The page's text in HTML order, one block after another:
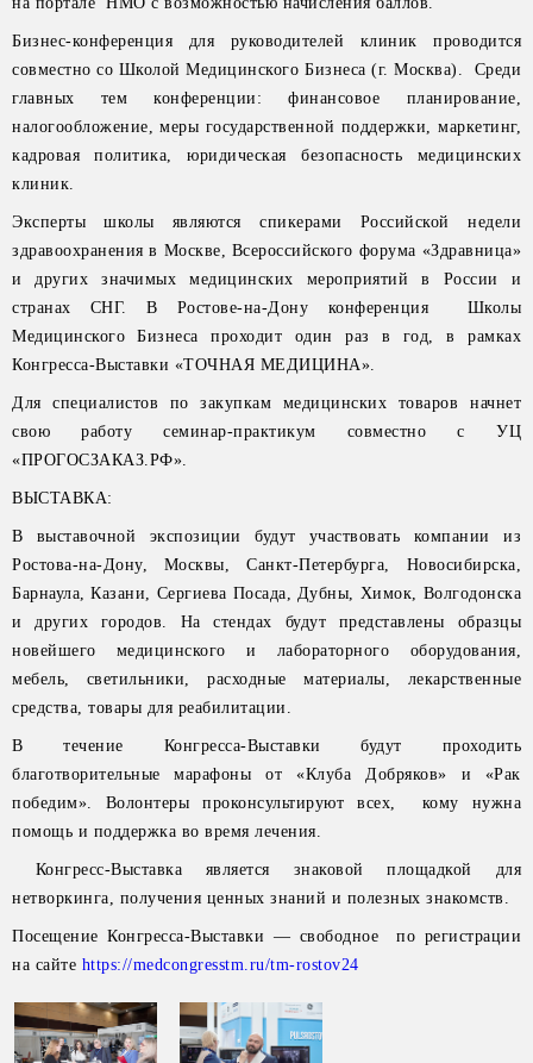
Бизнес-конференция для руководителей клиник проводится
совместно со Школой Медицинского Бизнеса (г. Москва). Среди
главных тем конференции: финансовое планирование,
налогообложение, меры государственной поддержки, маркетинг,
кадровая политика, юридическая безопасность медицинских
клиник.
Эксперты школы являются спикерами Российской недели
здравоохранения в Москве, Всероссийского форума «Здравница»
и других значимых медицинских мероприятий в России и
странах СНГ. В Ростове-на-Дону конференция Школы
Медицинского Бизнеса проходит один раз в год, в рамках
Конгресса-Выставки «ТОЧНАЯ МЕДИЦИНА».
Для специалистов по закупкам медицинских товаров начнет
свою работу семинар-практикум совместно с УЦ
«ПРОГОСЗАКАЗ.РФ».
ВЫСТАВКА:
В выставочной экспозиции будут участвовать компании из
Ростова-на-Дону, Москвы, Санкт-Петербурга, Новосибирска,
Барнаула, Казани, Сергиева Посада, Дубны, Химок, Волгодонска
и других городов. На стендах будут представлены образцы
новейшего медицинского и лабораторного оборудования,
мебель, светильники, расходные материалы, лекарственные
средства, товары для реабилитации.
В течение Конгресса-Выставки будут проходить
благотворительные марафоны от «Клуба Добряков» и «Рак
победим». Волонтеры проконсультируют всех, кому нужна
помощь и поддержка во время лечения.
Конгресс-Выставка является знаковой площадкой для
нетворкинга, получения ценных знаний и полезных знакомств.
Посещение Конгресса-Выставки — свободное по регистрации
на сайте https://medcongresstm.ru/tm-rostov24